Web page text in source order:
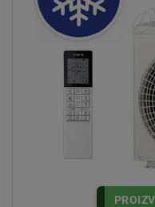
U potrazi ste za
uređaja Hitachi? Klima
ponudu klima
funkcionalnost
obavjestit ćemo vas
Punu ponudu trenutno
akciji, kao i ostalih
na